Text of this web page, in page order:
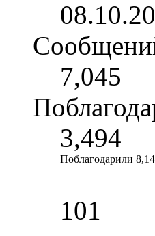
7,045
3,494
Поблагодарили
101